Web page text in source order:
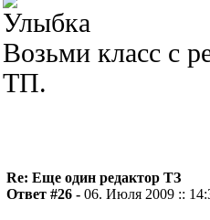
Возьми класс с
ТП.
Re: Еще один редактор ТЗ
Ответ #26 - 06. Июля 2009 ::